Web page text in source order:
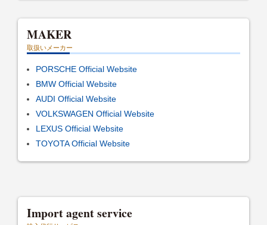
MAKER
取扱いメーカー
PORSCHE Official Website
BMW Official Website
AUDI Official Website
VOLKSWAGEN Official Website
LEXUS Official Website
TOYOTA Official Website
Import agent service